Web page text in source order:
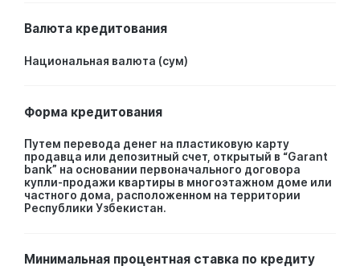
Валюта кредитования
Национальная валюта (сум)
Форма кредитования
Путем перевода денег на пластиковую карту
продавца или депозитный счет, открытый в “Garant
bank” на основании первоначального договора
купли-продажи квартиры в многоэтажном доме или
частного дома, расположенном на территории
Республики Узбекистан.
Минимальная процентная ставка по кредиту